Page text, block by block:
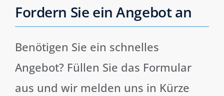
Fordern Sie ein Angebot an
Benötigen Sie ein schnelles
Angebot? Füllen Sie das Formular
aus und wir melden uns in Kürze